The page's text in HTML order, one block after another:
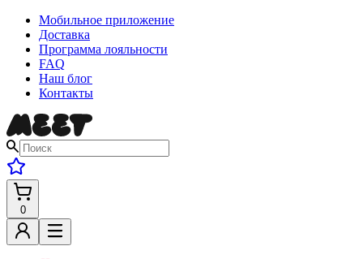
Мобильное приложение
Доставка
Программа лояльности
FAQ
Наш блог
Контакты
0